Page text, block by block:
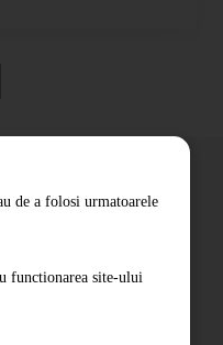
de a folosi urmatoarele
functionarea site-ului